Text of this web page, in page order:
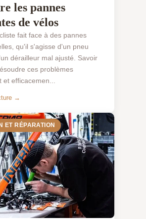
les pannes
de vélos
fait face à des pannes
qu'il s'agisse d'un pneu
dérailleur mal ajusté. Savoir
ces problèmes
efficacemen...
→
ET RÉPARATION